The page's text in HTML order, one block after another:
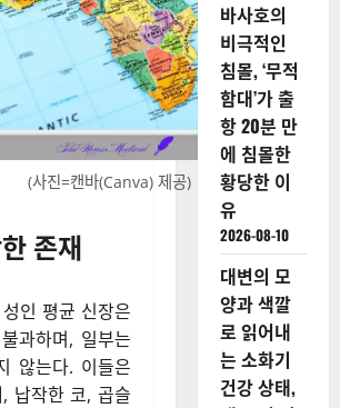
(사진=캔바(Canva) 제공)
존재
인 평균 신장은
과하며, 일부는
않는다. 이들은
납작한 코, 곱슬
바사호의
비극적인
침몰, ‘무적
함대’가 출
항 20분 만
에 침몰한
황당한 이
유
2026-08-10
대변의 모
양과 색깔
로 읽어내
는 소화기
건강 상태,